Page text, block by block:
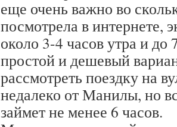
еще очень важно во
посмотрела в интернете,
около 3-4 часов утра и до
простой и дешевый
рассмотреть поездку на
недалеко от Манилы, но
займет не менее 6 часов.